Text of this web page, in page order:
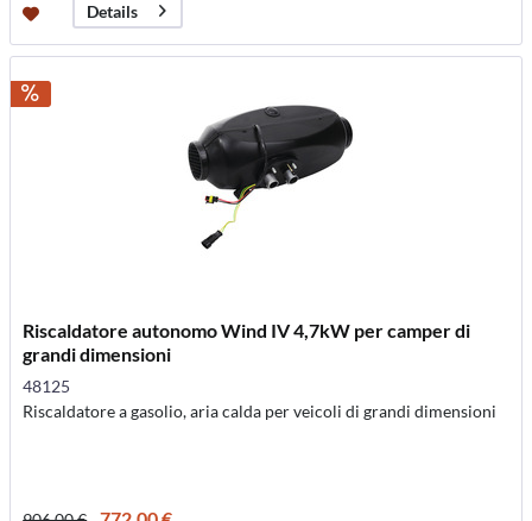
Details
Riscaldatore autonomo Wind IV 4,7kW per camper di
grandi dimensioni
48125
Riscaldatore a gasolio, aria calda per veicoli di grandi dimensioni